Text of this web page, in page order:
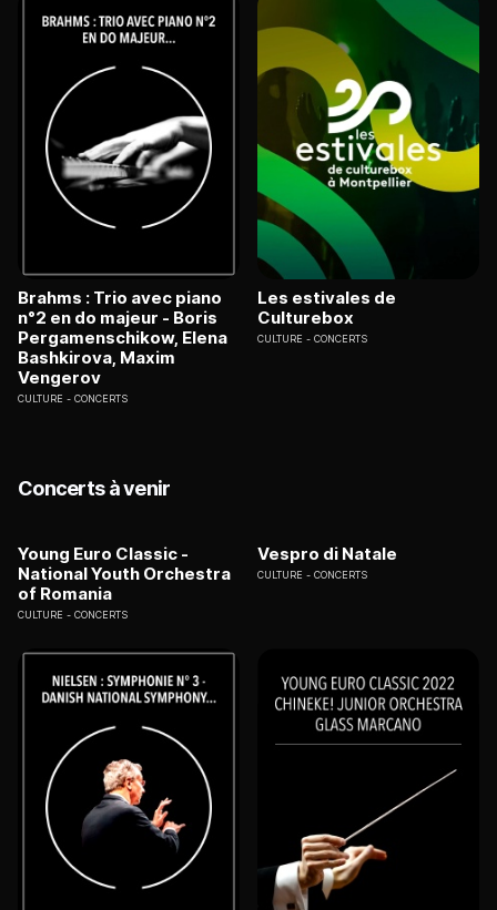
Brahms : Trio avec piano
n°2 en do majeur - Boris
Pergamenschikow, Elena
Bashkirova, Maxim
Vengerov
CULTURE CONCERTS
Les estivales de
Culturebox
CULTURE CONCERTS
Concerts à venir
Young Euro Classic -
National Youth Orchestra
of Romania
CULTURE CONCERTS
Vespro di Natale
CULTURE CONCERTS